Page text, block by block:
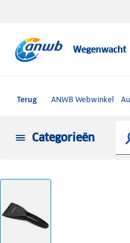
Wegenwacht
Terug ANWB Webwinkel
Categorieën